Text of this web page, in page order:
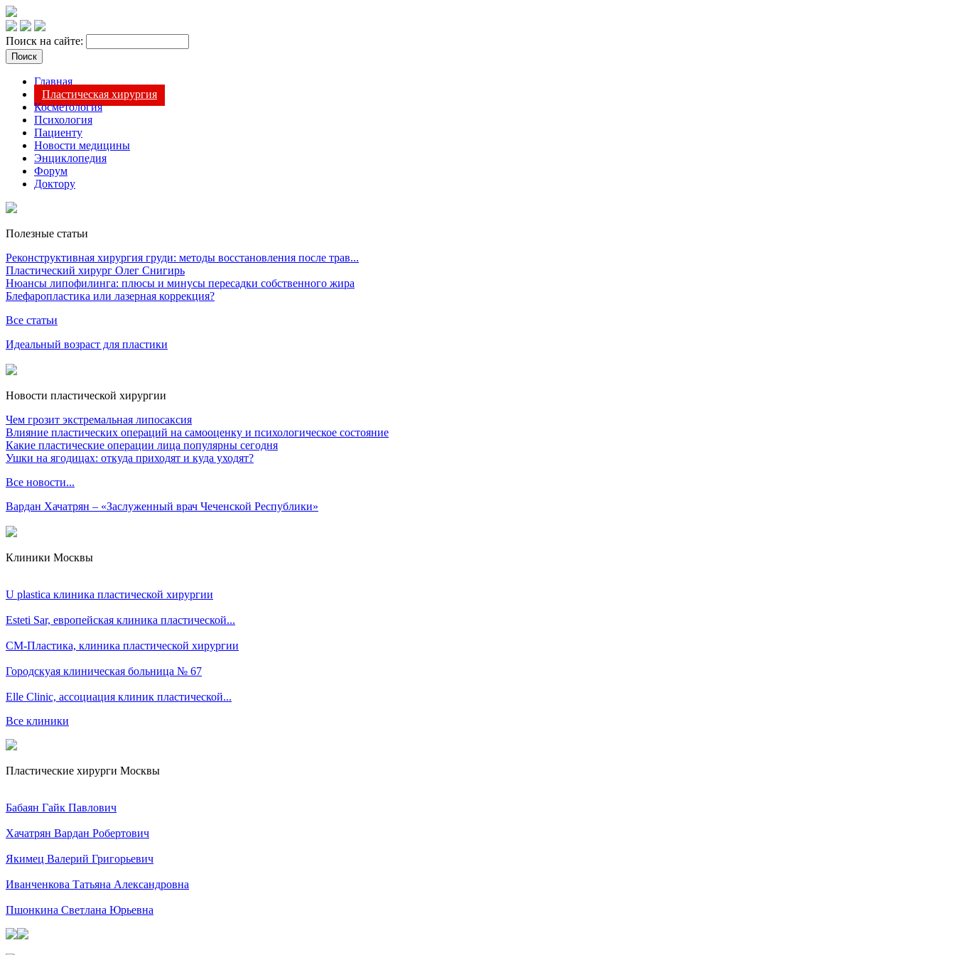
Поиск на сайте:
Главная
Пластическая хирургия
Косметология
Психология
Пациенту
Новости медицины
Энциклопедия
Форум
Доктору
Полезные статьи
Реконструктивная хирургия груди: методы восстановления после трав...
Пластический хирург Олег Снигирь
Нюансы липофилинга: плюсы и минусы пересадки собственного жира
Блефаропластика или лазерная коррекция?
Все статьи
Идеальный возраст для пластики
Новости пластической хирургии
Чем грозит экстремальная липосаксия
Влияние пластических операций на самооценку и психологическое состояние
Какие пластические операции лица популярны сегодня
Ушки на ягодицах: откуда приходят и куда уходят?
Все новости...
Вардан Хачатрян – «Заслуженный врач Чеченской Республики»
Клиники Москвы
U plastica клиника пластической хирургии
Esteti Sar, eвропейская клиника пластической...
СМ-Пластика, клиника пластической хирургии
Городскуая клиническая больница № 67
Elle Clinic, ассоциация клиник пластической...
Все клиники
Пластические хирурги Москвы
Бабаян Гайк Павлович
Хачатрян Вардан Робертович
Якимец Валерий Григорьевич
Иванченкова Татьяна Александровна
Пшонкина Светлана Юрьевна